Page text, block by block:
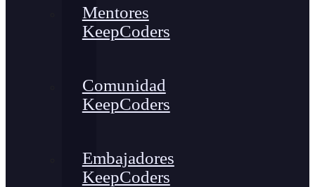
Mentores
KeepCoders
Comunidad
KeepCoders
Embajadores
KeepCoders